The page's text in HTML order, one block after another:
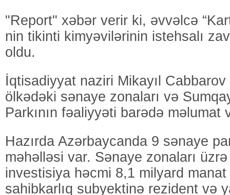
"Report" xəbər verir ki, əvvəlcə
nin tikinti kimyəvilərinin istehsalı
oldu.
İqtisadiyyat naziri Mikayıl Cabbarov
ölkədəki sənaye zonaları və
Parkının fəaliyyəti barədə məlumat
Hazırda Azərbaycanda 9 sənaye
məhəlləsi var. Sənaye zonaları
investisiya həcmi 8,1 milyard
sahibkarlıq subyektinə rezident və